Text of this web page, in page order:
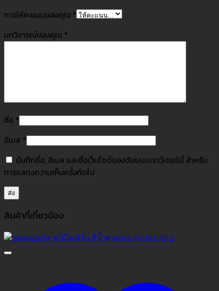
การให้คะแนนของคุณ *
บทวิจารณ์ของคุณ *
ชื่อ *
อีเมล *
บันทึกชื่อ, อีเมล และชื่อเว็บไซต์ของฉันบนเบราว์เซอร์นี้ สำหรับ
การแสดงความเห็นครั้งถัดไป
สินค้าที่เกี่ยวข้อง